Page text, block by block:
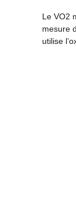
Le VO2
mesure
utilise